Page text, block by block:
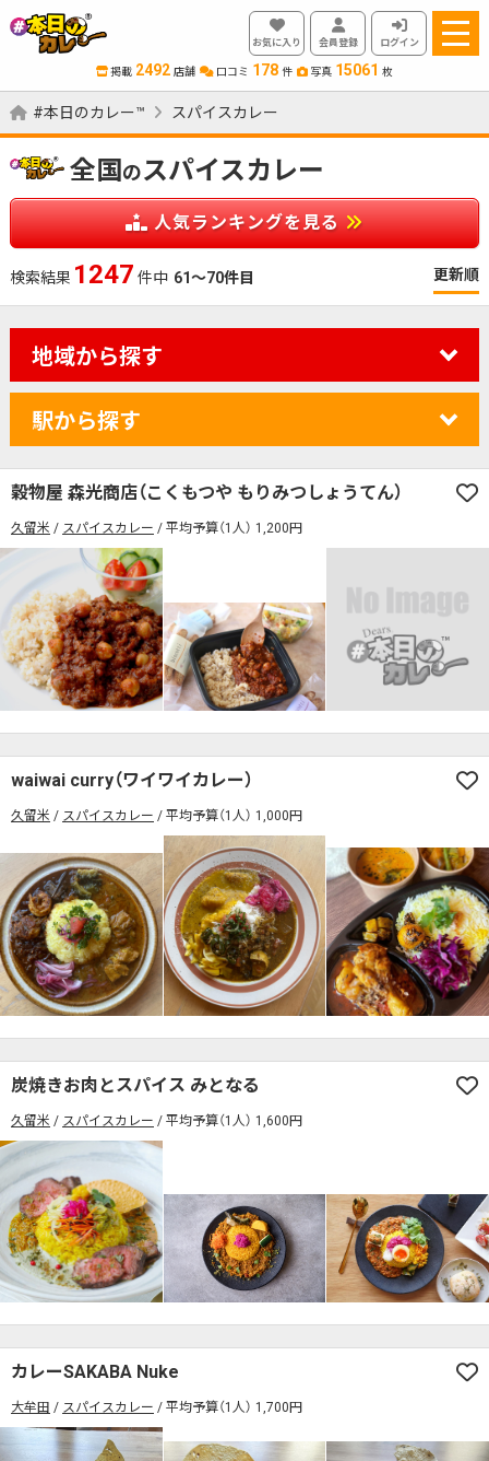
お気に入り 会員登録 ログイン
掲載 2492 店舗 口コミ 178 件 写真 15061 枚
#本日のカレー™ スパイスカレー
全国 のスパイスカレー
人気ランキングを見る
検索結果 1405 件中 61～70件目 更新順
地域から探す
カレーのジャンルを絞り込む
無料駐車場あり
モーニングあり
年中無休 5名以上の団体歓迎 テイクアウトOK
デリバリー対応 禁煙席のみ 喫煙席あり
カウンター席あり テーブル席あり テラス席あり
カレー専門店 辛さが選べるお店
カード決済可 電子マネー決済可
#本日のカレー見た！で特典あり
検索する
駅から探す
カレーのジャンルを絞り込む
席の予約可
無料駐車場あり 1人でも入りやすいお店
モーニングあり ランチあり 夜10時以降も営業
年中無休 5名以上の団体歓迎
デリバリー対応 禁煙席のみ 喫煙席あり
カウンター席あり テーブル席あり
テラス席ペット可 子連れ・赤ちゃんOK
カレー専門店 辛さが選べるお店
キッズメニューあり ポイント貯まる・使える
カード決済可 電子マネー決済可
#本日のカレー見た！で特典あり
穀物屋 森光商店（こくもつや もりみつしょうてん）
久留米 スパイスカレー 平均予算（1人） 1,200円
waiwai curry（ワイワイカレー）
久留米 スパイスカレー 平均予算（1人） 1,000円
炭焼きお肉とスパイス みとなる
久留米 スパイスカレー 平均予算（1人） 1,600円
カレーSAKABA Nuke
大牟田 スパイスカレー 平均予算（1人） 1,700円